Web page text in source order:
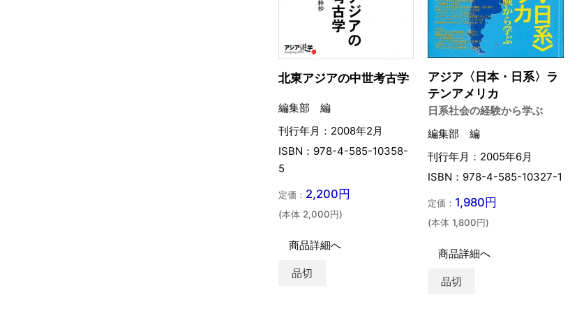
北東アジアの中世考古学
編集部 編
刊行年月：2008年2月
ISBN：978-4-585-10358-
5
定価： 2,200円
(本体 2,000円)
商品詳細へ
品切
アジア〈日本・日系〉ラ
テンアメリカ
日系社会の経験から学ぶ
編集部 編
刊行年月：2005年6月
ISBN：978-4-585-10327-1
定価： 1,980円
(本体 1,800円)
商品詳細へ
品切